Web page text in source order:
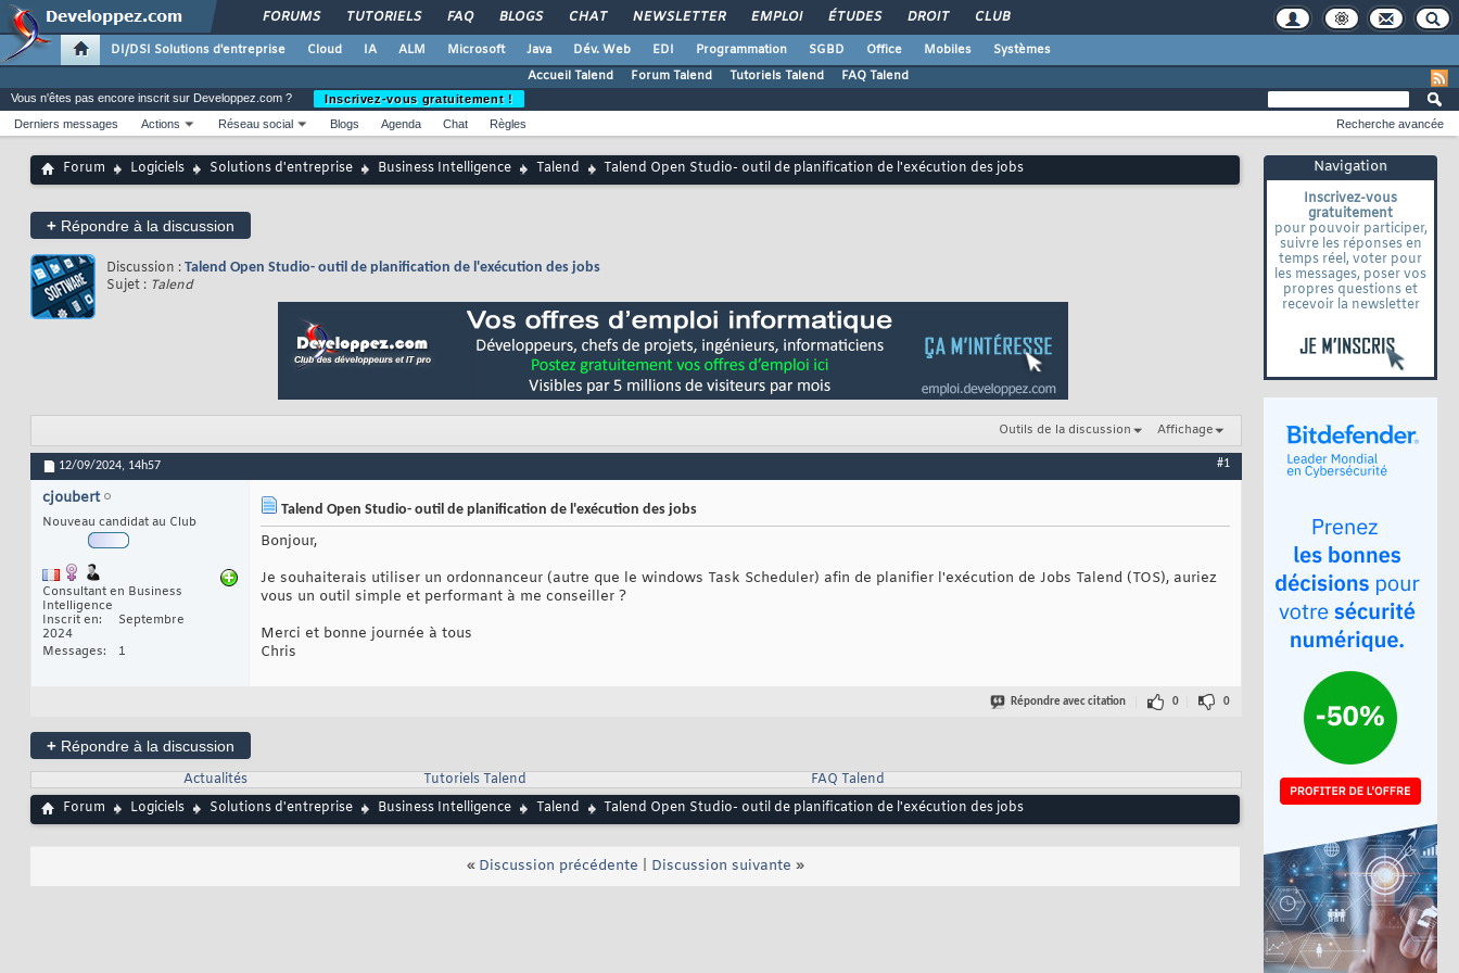
FORUMS TUTORIELS FAQ BLOGS CHAT NEWSLETTER EMPLOI ÉTUDES DROIT CLUB
DI/DSI Solutions d'entreprise Cloud IA ALM Microsoft Java Dév. Web EDI Programmation SGBD Office Mobiles
Systèmes
Accueil Talend
Forum Talend Tutoriels Talend FAQ Talend
Navigation
Inscrivez-vous
gratuitement
pour pouvoir participer,
suivre les réponses en
temps réel, voter pour
les messages, poser vos
propres questions et
recevoir la newsletter
Vous n'êtes pas encore inscrit sur Developpez.com ?
Inscrivez-vous gratuitement !
Derniers messages
Actions Réseau social Blogs Agenda Chat Règles Recherche avancée
Forum Logiciels Solutions d'entreprise Business Intelligence Talend Talend Open Studio- outil de planification de l'exécution des jobs
+ Répondre à la discussion
Discussion : Talend Open Studio- outil de planification de l'exécution des jobs
Sujet : Talend
Outils de la discussion Affichage
12/09/2024, 14h57 #1
cjoubert
Nouveau candidat au Club
Consultant en Business
Intelligence
Inscrit en
Septembre
2024
Messages
1
Talend Open Studio- outil de planification de l'exécution des jobs
Bonjour,
Je souhaiterais utiliser un ordonnanceur (autre que le windows Task Scheduler) afin de planifier l'exécution de Jobs Talend (TOS), auriez
vous un outil simple et performant à me conseiller ?
Merci et bonne journée à tous
Chris
Répondre avec citation 0 0
+ Répondre à la discussion
Actualités
Tutoriels Talend
FAQ Talend
Forum
Logiciels Solutions d'entreprise Business Intelligence Talend Talend Open Studio- outil de planification de l'exécution des jobs
« Discussion précédente Discussion suivante »